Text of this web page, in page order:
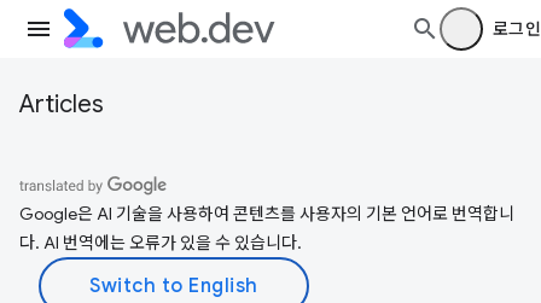
로그인
Articles
Google은 AI 기술을 사용하여 콘텐츠를 사용자의 기본 언어로 번역합니
다. AI 번역에는 오류가 있을 수 있습니다.